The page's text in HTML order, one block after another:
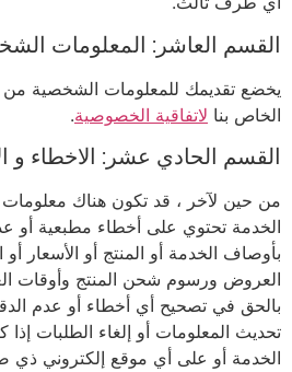
القسم العاشر: المعلومات
يخضع تقديمك للمعلومات الشخصية من
الخاص بنا لاتفاقية الخصوصية.
القسم الحادي عشر: الاخطاء و
من حين لآخر ، قد تكون هناك
الخدمة تحتوي على أخطاء مطبعية أو
بأوصاف الخدمة أو المنتج أو الأسعار
العروض ورسوم شحن المنتج وأوقات
بالحق في تصحيح أي أخطاء أو عدم الدقة
تحديث المعلومات أو إلغاء الطلبات
الخدمة أو على أي موقع إلكتروني ذي